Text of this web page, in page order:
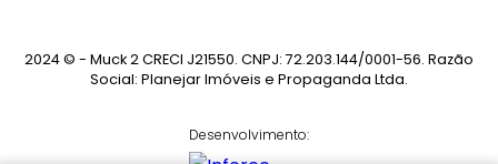
2024 © - Muck 2 CRECI J21550. CNPJ: 72.203.144/0001-56. Razão
Social: Planejar Imóveis e Propaganda Ltda.
Desenvolvimento: